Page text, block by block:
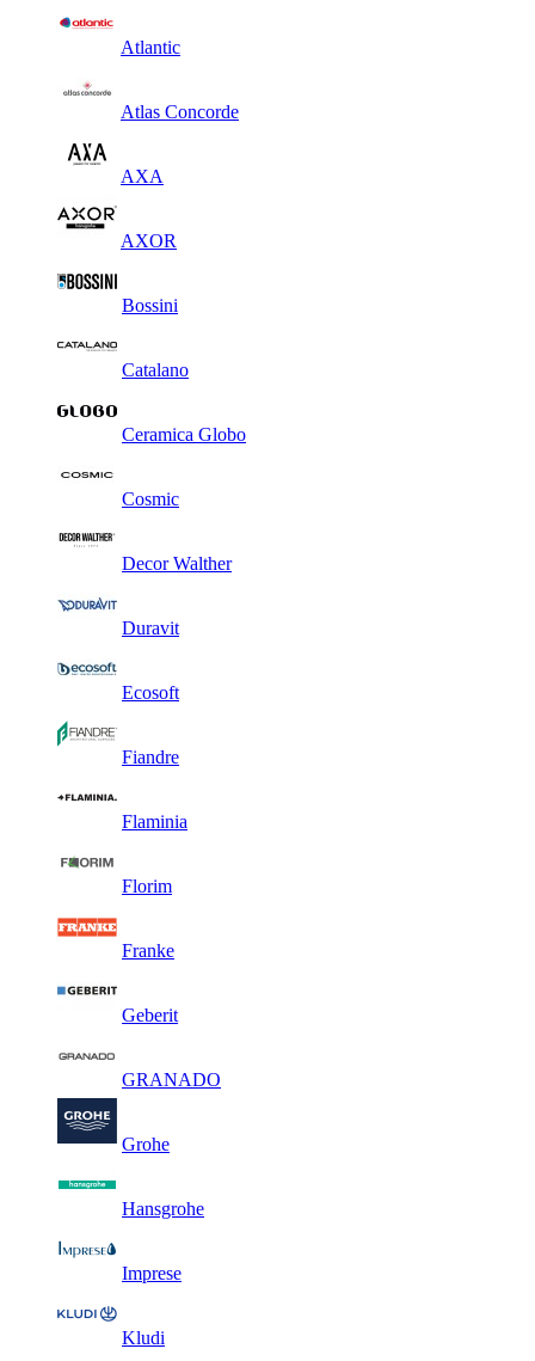
Atlantic
Atlas Concorde
AXA
AXOR
Bossini
Catalano
Ceramica Globo
Cosmic
Decor Walther
Duravit
Ecosoft
Fiandre
Flaminia
Florim
Franke
Geberit
GRANADO
Grohe
Hansgrohe
Imprese
Kludi